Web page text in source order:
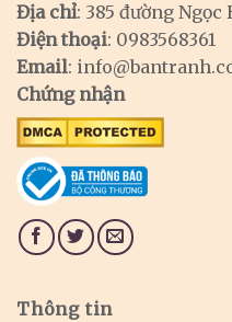
Địa chỉ: 385 đường
Điện thoại: 0983568361
Email:
Chứng nhận
Thông tin